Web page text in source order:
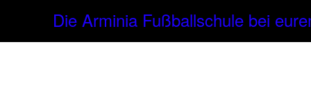
Die Arminia Fußballschule bei eurem